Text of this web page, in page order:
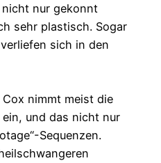
nicht nur gekonnt
sehr plastisch. Sogar
sich in den
nimmt meist die
und das nicht nur
Sequenzen.